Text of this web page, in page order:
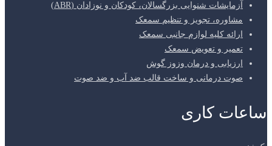
آزمایشات شنوایی بزرگسالان، کودکان و نوزادان (ABR)
مشاوره، تجویز و تنظیم سمعک
ارائه کلیه لوازم جانبی سمعک
تعمیر و تعویض سمعک
ارزیابی و درمان وزوز گوش
صوت درمانی و ساخت قالب ضد آب و ضد صوت
ساعات کاری